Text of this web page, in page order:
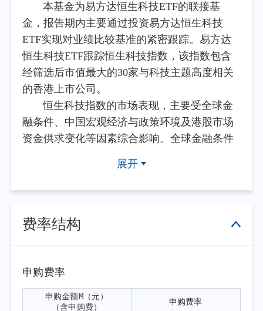
本基金为易方达恒生科技ETF的联接基
金，报告期内主要通过投资易方达恒生科技
ETF实现对业绩比较基准的紧密跟踪。易方达
恒生科技ETF跟踪恒生科技指数，该指数包含
经筛选后市值最大的30家与科技主题高度相关
的香港上市公司。
恒生科技指数的市场表现，主要受全球金
融条件、中国宏观经济与政策环境及港股市场
资金供求变化等因素综合影响。全球金融条件
变，联邦基金利率目标区间保持3.50%-3.75%。
6月点阵图显著转鹰，半数票委预计年内存在加
期美债收益率高位震荡，美元指数走强，港元
中国宏观经济形势方面，二季度经济呈弱
修复格局。物价端，居民消费价格指数（CPI）
在一季度阶段性冲高后走势趋稳，核心通胀总
展开
费率结构
申购费率
申购金额M（元）
（含申购费）
申购费率